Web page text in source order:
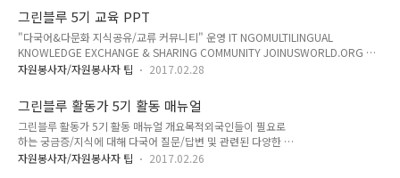
해당 날짜 클릭 → 시간대 및 내용 입력 → 캘린더 지정(중요!)
→ 만들기 (완료)! "다국어&다문화 지식공유/교류 커뮤니티" 운
영 IT NGO MULTILINGUAL KNOWLEDGE EXCHANGE &
SHARING COMMUNITY JOINUSWORLD.ORG 조인어스코리
아는 국내 최대 20 언어권 ‘국경 없는 언어문화 지식교류활동
교류하는 다국어&다문..
그린블루 5기 교육 PPT
"다국어&다문화 지식공유/교류 커뮤니티" 운영 IT NGOMULTILINGUAL
KNOWLEDGE EXCHANGE & SHARING COMMUNITY JOINUSWORLD.ORG 조
인어스코리아는 국내 최대 29개 ‘국경 없는 언어문화 지식교류활동가’(JOKOER)를
커뮤니티를 운영하는 순수 비영리 민간외교 단체 입니다.
자원봉사자/자원봉사자 팁 2017.02.28
그린블루 활동가 5기 활동 매뉴얼
그린블루 활동가 5기 활동 매뉴얼 개요목적외국인들이 필요로
하는 궁금증/지식에 대해 다국어 질문/답변 및 관련된 다양한 편
의 정보 컨텐츠 제공지식을 매개로 한 민간 외교 활동으로써 외
자원봉사자/자원봉사자 팁 2017.02.26